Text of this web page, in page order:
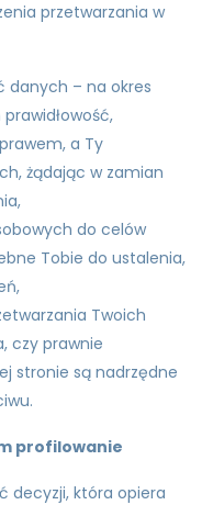
przetwarzania w
danych – na okres
a Ty
żądając w zamian
do celów
Tobie do ustalenia,
Twoich
czy prawnie
stronie są nadrzędne
profilowanie
decyzji, która opiera